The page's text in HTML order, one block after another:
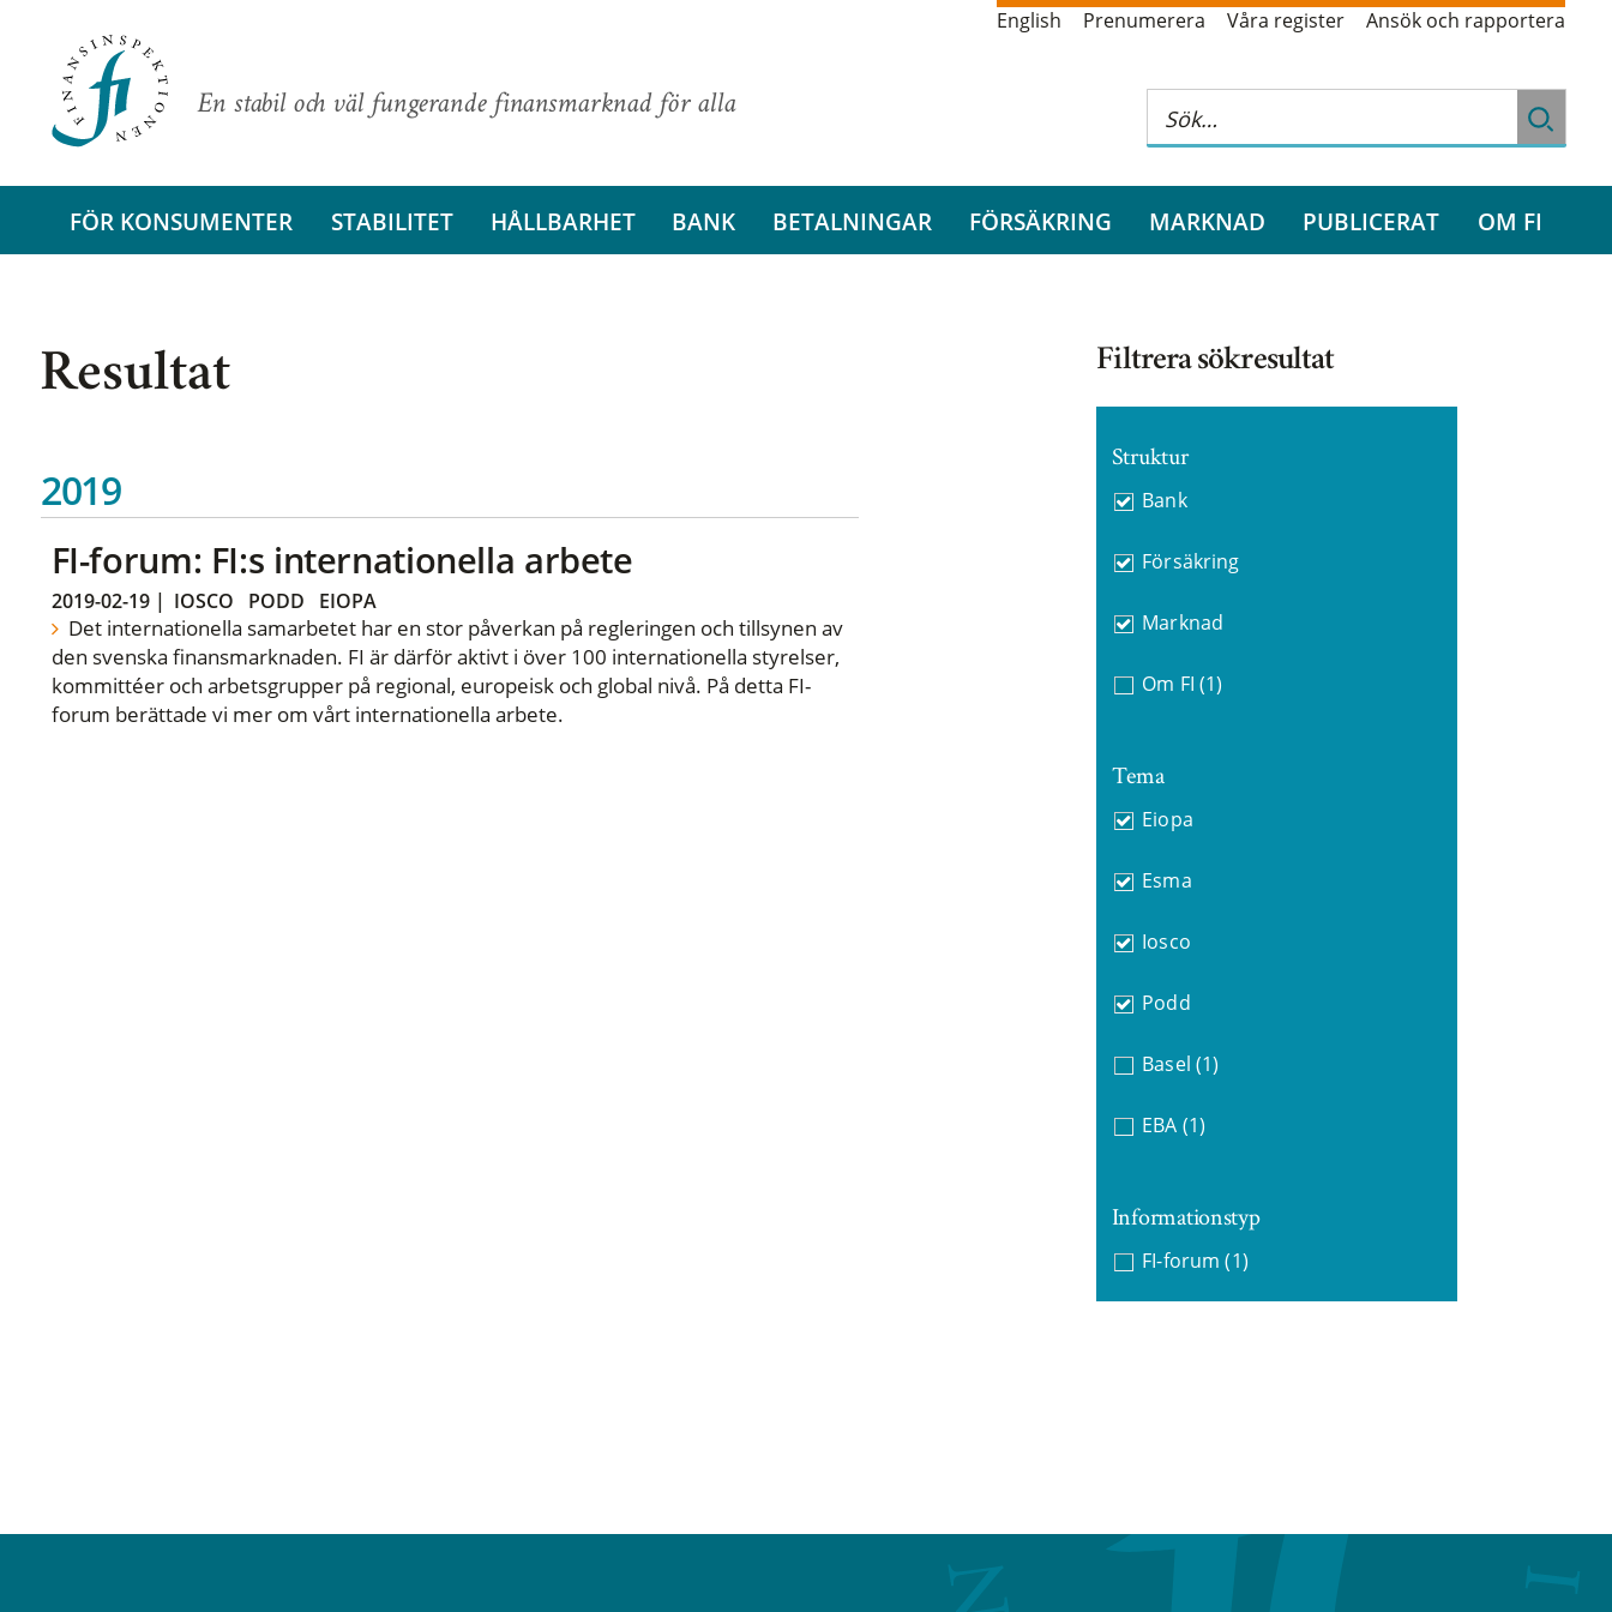
En stabil och väl fungerande finansmarknad för alla
English Prenumerera Våra register Ansök och rapportera
FÖR KONSUMENTER STABILITET HÅLLBARHET BANK BETALNINGAR FÖRSÄKRING MARKNAD PUBLICERAT OM FI
Resultat
2019
FI-forum: FI:s internationella arbete
2019-02-19| IOSCO PODD EIOPA
Det internationella samarbetet har en stor påverkan på regleringen och tillsynen av
den svenska finansmarknaden. FI är därför aktivt i över 100 internationella styrelser,
kommittéer och arbetsgrupper på regional, europeisk och global nivå. På detta FI-
forum berättade vi mer om vårt internationella arbete.
Filtrera sökresultat
Struktur
Bank
Försäkring
Marknad
Om FI (1)
Tema
Eiopa
Esma
Iosco
Podd
Basel (1)
EBA (1)
Informationstyp
FI-forum (1)